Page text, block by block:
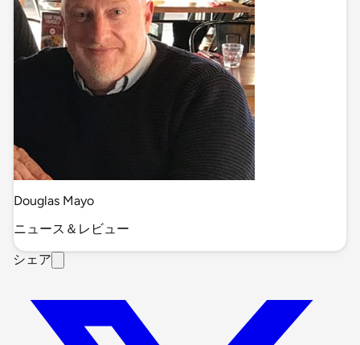
Douglas Mayo
ニュース＆レビュー
シェア